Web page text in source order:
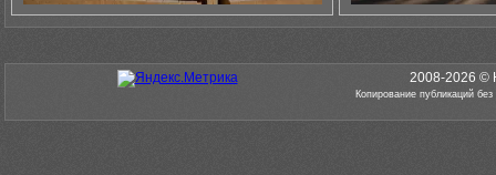
2008-2026 ©
Копирование публикаций